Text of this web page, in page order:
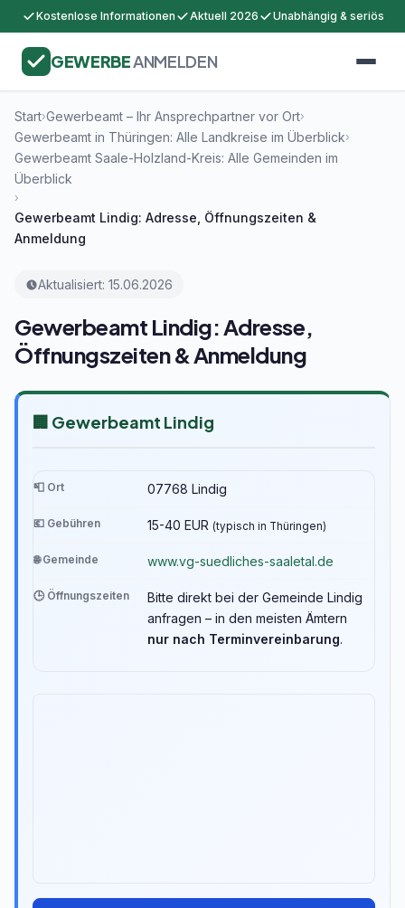
Kostenlose Informationen Aktuell 2026 Unabhängig & seriös
GEWERBEANMELDEN
Start›Gewerbeamt – Ihr Ansprechpartner vor Ort›
Gewerbeamt in Thüringen: Alle Landkreise im Überblick›
Gewerbeamt Saale-Holzland-Kreis: Alle Gemeinden im
Überblick
›
Gewerbeamt Lindig: Adresse, Öffnungszeiten &
Anmeldung
Aktualisiert: 15.06.2026
Gewerbeamt Lindig: Adresse,
Öffnungszeiten & Anmeldung
🏢 Gewerbeamt Lindig
📮 Ort 07768 Lindig
💶 Gebühren 15-40 EUR (typisch in Thüringen)
🌐 Gemeinde www.vg-suedliches-saaletal.de
🕒 Öffnungszeiten
Bitte direkt bei der Gemeinde Lindig
anfragen – in den meisten Ämtern
nur nach Terminvereinbarung.